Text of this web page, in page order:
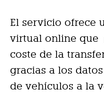
El servicio ofrece
virtual online que
coste de la
gracias a los
de vehículos a la